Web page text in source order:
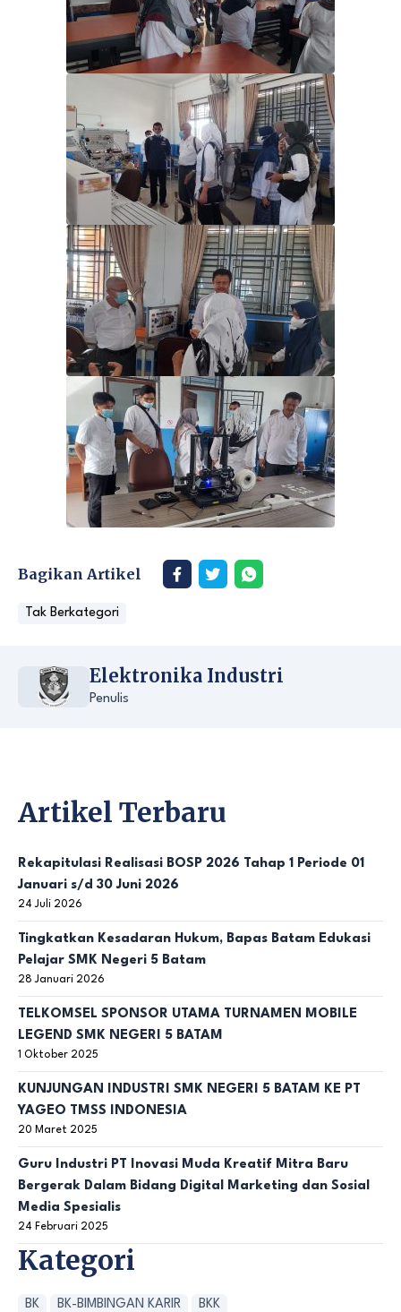
Bagikan Artikel
Tak Berkategori
Elektronika Industri
Penulis
Artikel Terbaru
Rekapitulasi Realisasi BOSP 2026 Tahap 1 Periode 01
Januari s/d 30 Juni 2026
24 Juli 2026
Tingkatkan Kesadaran Hukum, Bapas Batam Edukasi
Pelajar SMK Negeri 5 Batam
28 Januari 2026
TELKOMSEL SPONSOR UTAMA TURNAMEN MOBILE
LEGEND SMK NEGERI 5 BATAM
1 Oktober 2025
KUNJUNGAN INDUSTRI SMK NEGERI 5 BATAM KE PT
YAGEO TMSS INDONESIA
20 Maret 2025
Guru Industri PT Inovasi Muda Kreatif Mitra Baru
Bergerak Dalam Bidang Digital Marketing dan Sosial
Media Spesialis
24 Februari 2025
Kategori
BK BK-BIMBINGAN KARIR BKK